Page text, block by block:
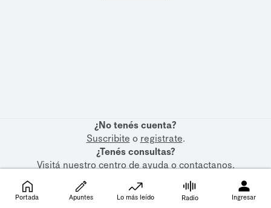
¿No tenés cuenta?
Suscribite o registrate.
¿Tenés consultas?
Visitá nuestrocentro de ayudaocontactanos.
Portada Apuntes Lo más leído Radio Ingresar